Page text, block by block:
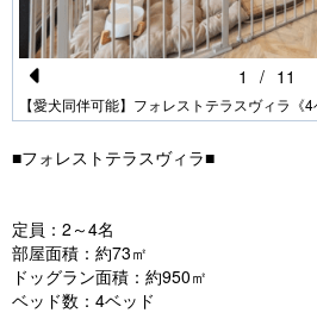
Pr
vi
u
s
【愛犬同伴可能】フォレストテラスヴィラ《4
1 / 11
■フォレストテラスヴィラ■
定員：2～4名
部屋面積：約73㎡
ドッグラン面積：約950㎡
ベッド数：4ベッド